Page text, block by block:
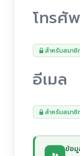
โทรศั
สำหรับสมาชิ
อีเมล
สำหรับสมาชิ
ข้อ